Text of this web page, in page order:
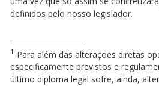
definidos pelo nosso legislador.
1 Para além das alterações diretas
especificamente previstos e
último diploma legal sofre, ainda,